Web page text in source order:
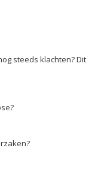
steeds klachten? Dit